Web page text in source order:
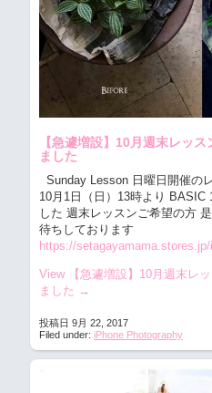
【急遽増設】10月週末レッ
ました
Sunday Lesson 日曜日開催の
10月1日（日）13時より BASIC
した 週末レッスンご希望の方
待ちしております
https://setagayamama.stores.jp/
View 【急遽増設】10月週末レ
ました →
投稿日 9月 22, 2017
Filed under: iPhone Photography